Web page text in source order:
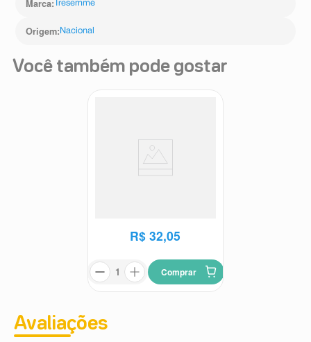
Marca: Tresemmé
Origem: Nacional
Você também pode gostar
R$ 32,05
Comprar
Avaliações